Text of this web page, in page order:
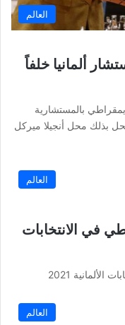
العالم
ألمانيا خلفاً
بالمستشارية
بذلك محل أنجيلا ميركل
العالم
في الانتخابات
2021
العالم